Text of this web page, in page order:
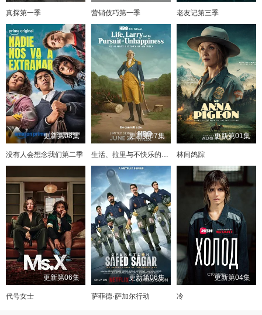
真探第一季 营销伎巧第一季 老友记第三季
更新第08集
没有人会想念我们第二季
更新第07集
生活、拉里与不快乐的追求：一部美国史
更新第01集
林间鸽踪
更新第06集
代号女士
更新第06集
萨菲德·萨加尔行动
更新第04集
冷